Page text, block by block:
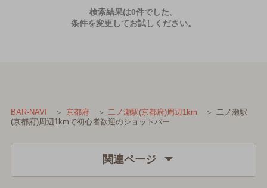
検索結果は0件でした。
条件を変更してお試しください。
BAR-NAVI 京都府 二ノ瀬駅(京都府)周辺1km
二ノ瀬駅
(京都府)周辺1kmで初心者歓迎のショットバー
関連ページ